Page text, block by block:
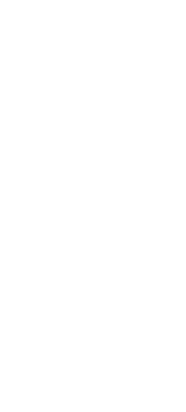
Blue White Leather
Summer Fog